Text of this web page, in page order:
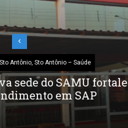
Sem categoria
IV Troféu Imortais
grandes nomes da